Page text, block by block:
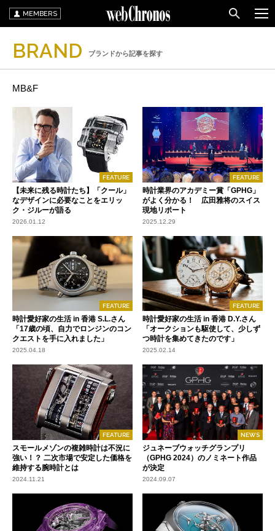
MEMBERS
BRAND ブランドから記事を探す
MB&F
FEATURE
【未来に残る時計たち】「クール」
なデザインに必要なことをエリッ
ク・ジルーが語る
2026.01.12
FEATURE
時計業界のアカデミー賞「GPHG」
がよく分かる！ 広田雅将のスイス
現地リポート
2025.12.29
FEATURE
時計愛好家の生活 in 香港 S.L.さん
「17歳の頃、自力でロンジンのコン
クエストを手に入れました」
2025.04.18
FEATURE
時計愛好家の生活 in 香港 D.Y.さん
「オークションも駆使して、少しず
つ時計を集めてきたのです」
2025.02.14
FEATURE
スモールメゾンの複雑時計は不況に
強い！？ 二次市場で安定した価格を
維持する腕時計とは
2024.11.21
NEWS
ジュネーブウォッチグランプリ
（GPHG 2024）のノミネート作品
が決定
2024.09.07